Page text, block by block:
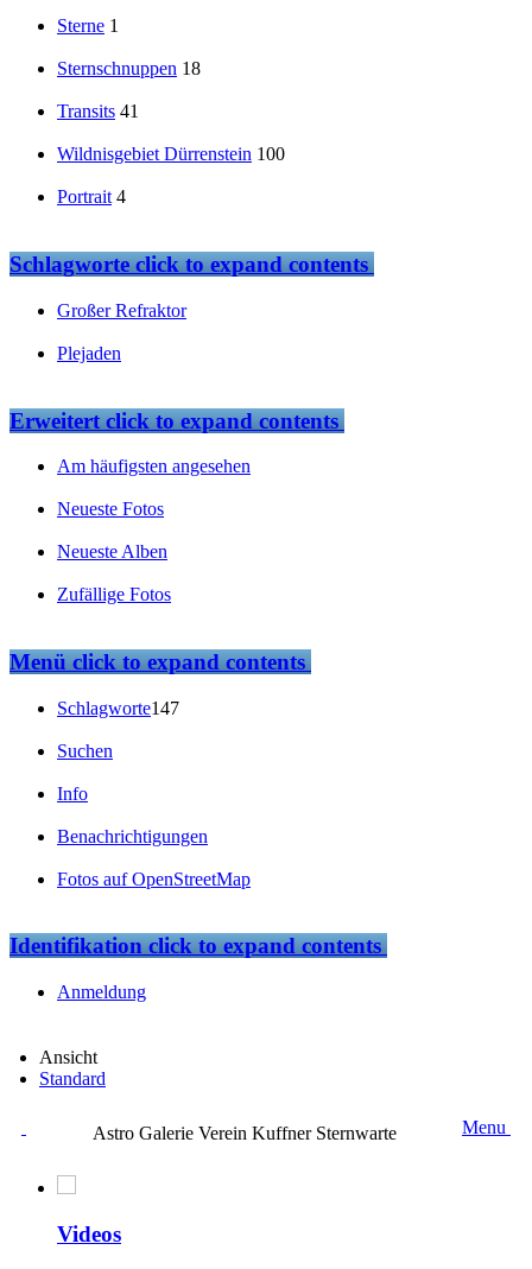
Sterne 1
Sternschnuppen 18
Transits 41
Wildnisgebiet Dürrenstein 100
Portrait 4
Schlagworteclick to expand contents
Großer Refraktor
Plejaden
Erweitertclick to expand contents
Am häufigsten angesehen
Neueste Fotos
Neueste Alben
Zufällige Fotos
Menüclick to expand contents
Schlagworte147
Suchen
Info
Benachrichtigungen
Fotos auf OpenStreetMap
Identifikationclick to expand contents
Anmeldung
Ansicht
Standard
Astro Galerie Verein Kuffner Sternwarte Menu
Videos